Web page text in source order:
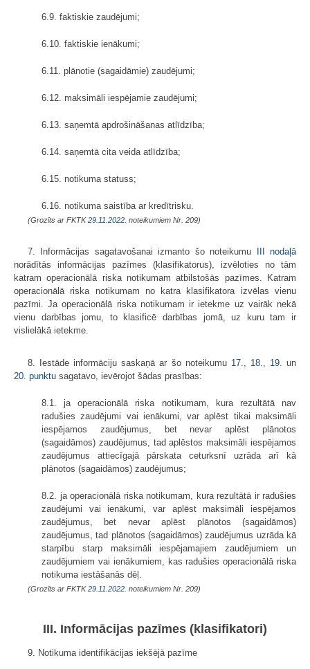
6.9. faktiskie zaudējumi;
6.10. faktiskie ienākumi;
6.11. plānotie (sagaidāmie) zaudējumi;
6.12. maksimāli iespējamie zaudējumi;
6.13. saņemtā apdrošināšanas atlīdzība;
6.14. saņemtā cita veida atlīdzība;
6.15. notikuma statuss;
6.16. notikuma saistība ar kredītrisku.
(Grozīts ar FKTK29.11.2022. noteikumiem Nr. 209)
7. Informācijas sagatavošanai izmanto šo noteikumu III nodaļā
norādītās informācijas pazīmes (klasifikatorus), izvēloties no tām
katram operacionālā riska notikumam atbilstošās pazīmes. Katram
operacionālā riska notikumam no katra klasifikatora izvēlas vienu
pazīmi. Ja operacionālā riska notikumam ir ietekme uz vairāk nekā
vienu darbības jomu, to klasificē darbības jomā, uz kuru tam ir
vislielākā ietekme.
8. Iestāde informāciju saskaņā ar šo noteikumu 17. 18. 19.un
20. punktu sagatavo, ievērojot šādas prasības:
8.1. ja operacionālā riska notikumam, kura rezultātā nav
radušies zaudējumi vai ienākumi, var aplēst tikai maksimāli
iespējamos zaudējumus, bet nevar aplēst plānotos
(sagaidāmos) zaudējumus, tad aplēstos maksimāli iespējamos
zaudējumus attiecīgajā pārskata ceturksnī uzrāda arī kā
plānotos (sagaidāmos) zaudējumus;
8.2. ja operacionālā riska notikumam, kura rezultātā ir radušies
zaudējumi vai ienākumi, var aplēst maksimāli iespējamos
zaudējumus, bet nevar aplēst plānotos (sagaidāmos)
zaudējumus, tad plānotos (sagaidāmos) zaudējumus uzrāda kā
starpību starp maksimāli iespējamajiem zaudējumiem un
zaudējumiem vai ienākumiem, kas radušies operacionālā riska
notikuma iestāšanās dēļ.
(Grozīts ar FKTK29.11.2022. noteikumiem Nr. 209)
III. Informācijas pazīmes (klasifikatori)
9. Notikuma identifikācijas iekšējā pazīme